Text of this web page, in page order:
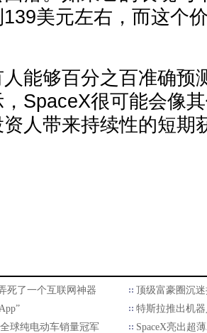
美元左右，而这个
够百分之百准确预
SpaceX很可能会像
人带来持续性的短期
死了一个互联网神器
顶级富豪圈沉
特斯拉推出机
球纯电动车销量冠军
SpaceX亮出超